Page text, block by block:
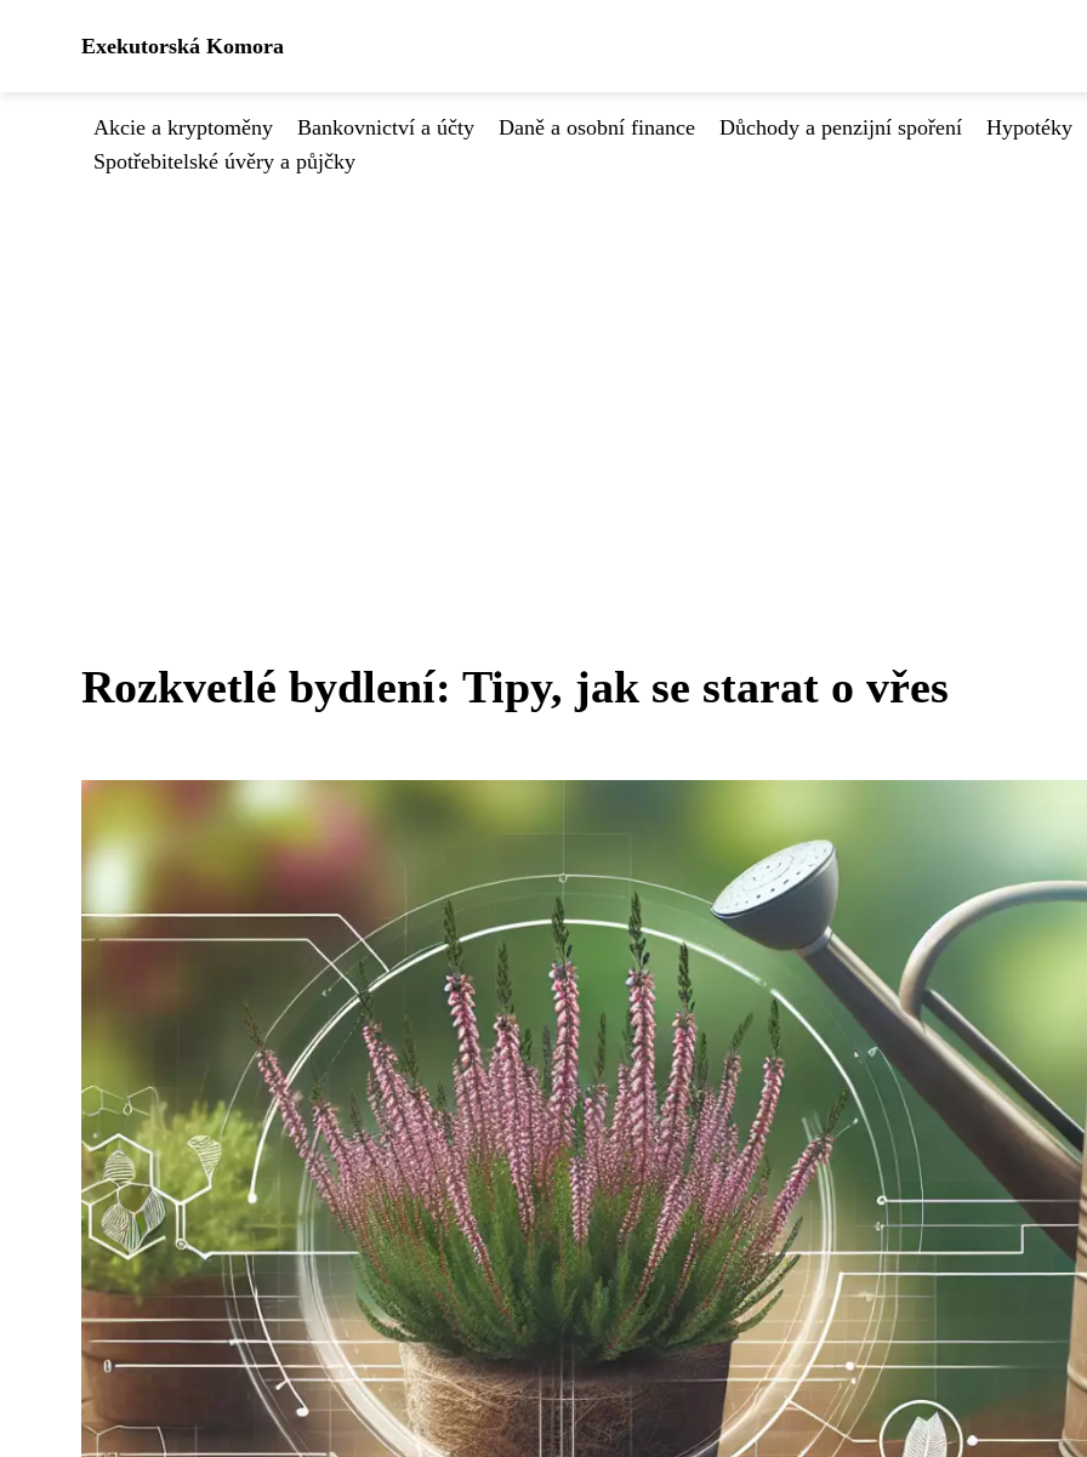
Exekutorská Komora
Akcie a kryptoměny Bankovnictví a účty Daně a osobní finance Důchody a penzijní spoření Hypotéky
Spotřebitelské úvěry a půjčky
Rozkvetlé bydlení: Tipy, jak se starat o vřes